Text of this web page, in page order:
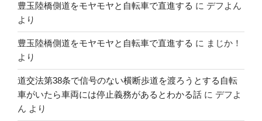
豊玉陸橋側道をモヤモヤと自転車で直進する に デフよん
より
豊玉陸橋側道をモヤモヤと自転車で直進する に まじか！
より
道交法第38条で信号のない横断歩道を渡ろうとする自転
車がいたら車両には停止義務があるとわかる話 に デフよ
ん より